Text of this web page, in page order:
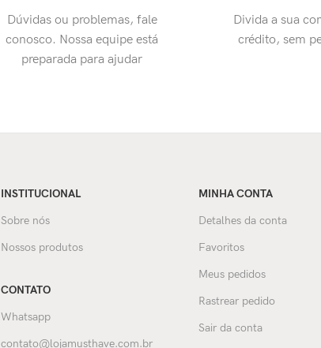
Dúvidas ou problemas, fale
conosco. Nossa equipe está
preparada para ajudar
Divida a sua
crédito, sem
INSTITUCIONAL
Sobre nós
Nossos produtos
CONTATO
Whatsapp
contato@lojamusthave.com.br
MINHA CONTA
Detalhes da conta
Favoritos
Meus pedidos
Rastrear pedido
Sair da conta